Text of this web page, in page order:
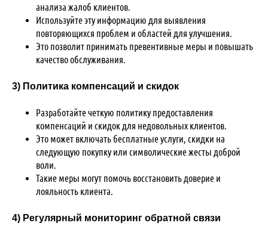
анализа жалоб клиентов.
Используйте эту информацию для выявления
повторяющихся проблем и областей для улучшения.
Это позволит принимать превентивные меры и повышать
качество обслуживания.
3) Политика компенсаций и скидок
Разработайте четкую политику предоставления
компенсаций и скидок для недовольных клиентов.
Это может включать бесплатные услуги, скидки на
следующую покупку или символические жесты доброй
воли.
Такие меры могут помочь восстановить доверие и
лояльность клиента.
4) Регулярный мониторинг обратной связи